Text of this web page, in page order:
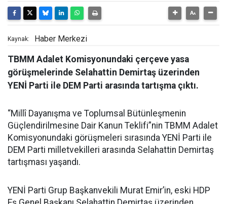
Kaynak: Haber Merkezi
TBMM Adalet Komisyonundaki çerçeve yasa
görüşmelerinde Selahattin Demirtaş üzerinden
YENİ Parti ile DEM Parti arasında tartışma çıktı.
“Millî Dayanışma ve Toplumsal Bütünleşmenin
Güçlendirilmesine Dair Kanun Teklifi”nin TBMM Adalet
Komisyonundaki görüşmeleri sırasında YENİ Parti ile
DEM Parti milletvekilleri arasında Selahattin Demirtaş
tartışması yaşandı.
YENİ Parti Grup Başkanvekili Murat Emir’in, eski HDP